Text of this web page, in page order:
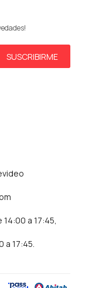
a 17:45,
a 17:45.
SUSCRIBIRME